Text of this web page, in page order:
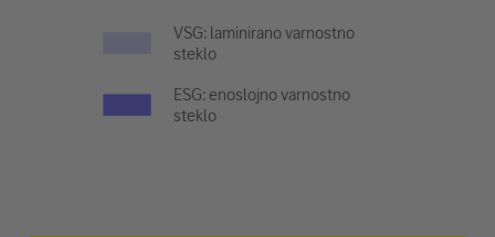
VSG: laminirano varnostno
steklo
ESG: enoslojno varnostno
steklo